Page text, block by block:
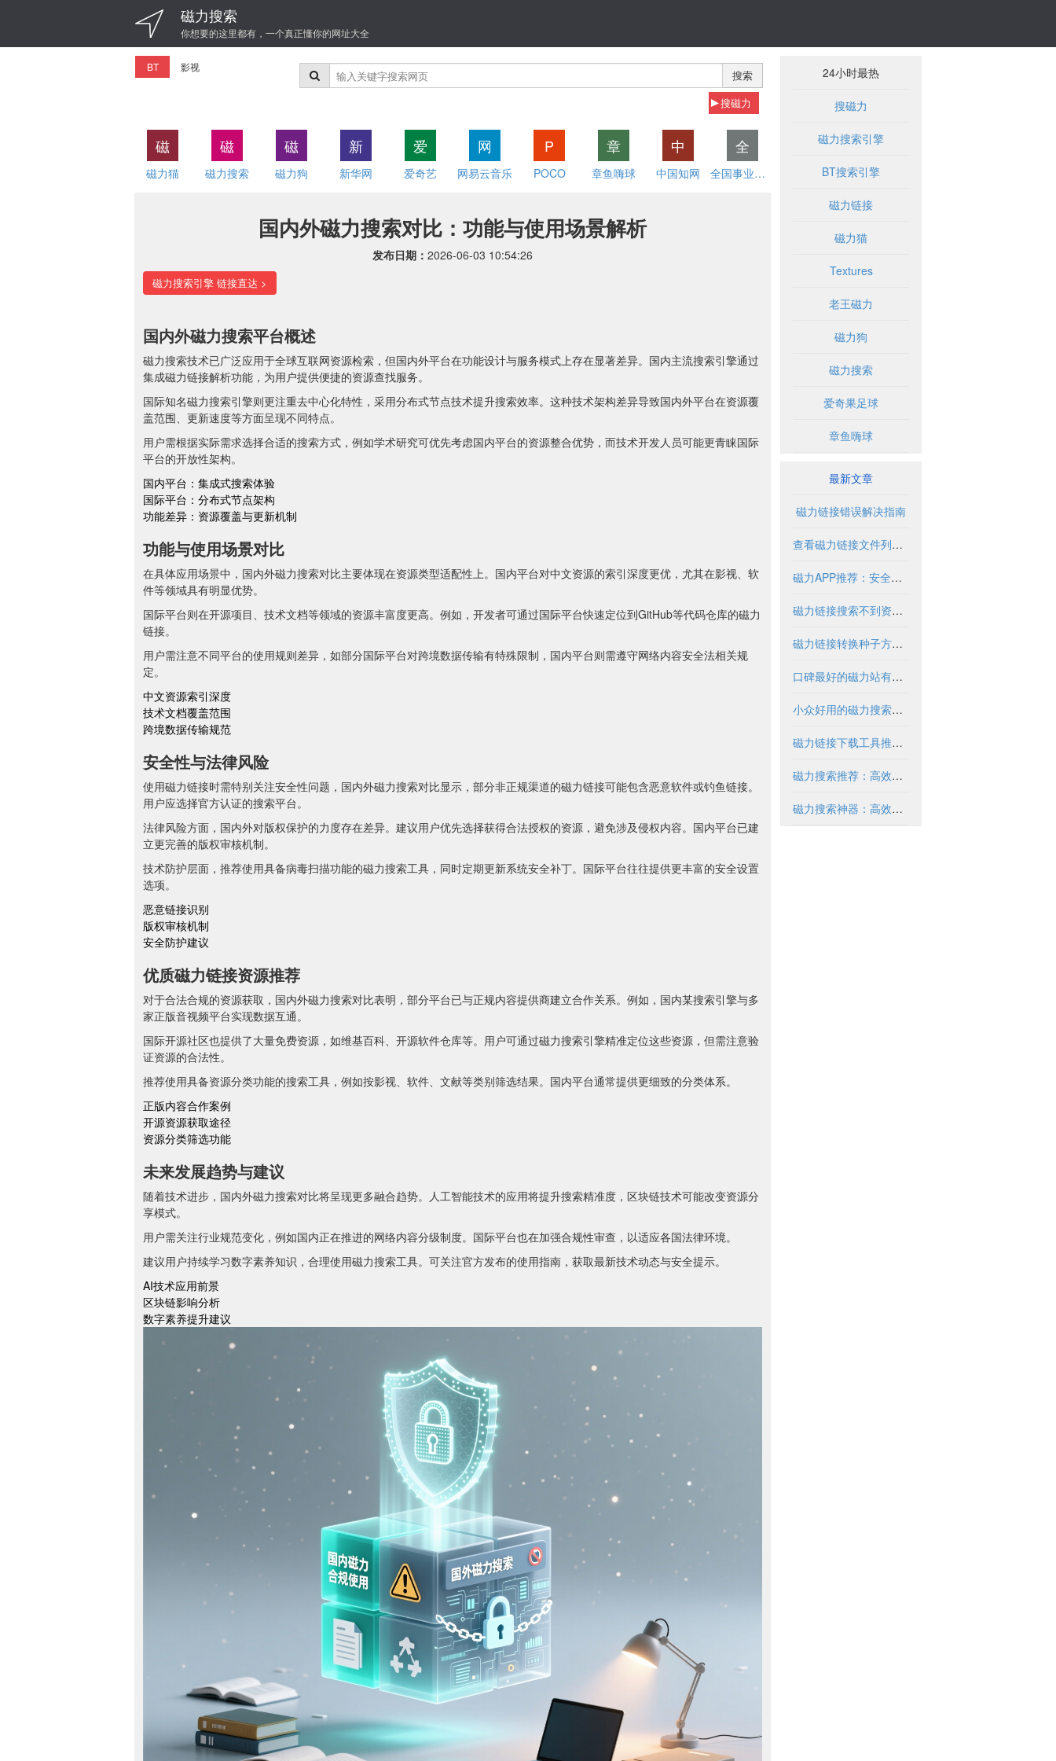
磁力搜索
你想要的这里都有，一个真正懂你的网址大全
BT 影视
搜索
搜磁力
磁
磁力猫
磁
磁力搜索
磁
磁力狗
新
新华网
爱
爱奇艺
网
网易云音乐
P
POCO
章
章鱼嗨球
中
中国知网
全
全国事业单位招聘网
国内外磁力搜索对比：功能与使用场景解析
发布日期： 2026-06-03 10:54:26
磁力搜索引擎 链接直达 >
国内外磁力搜索平台概述
磁力搜索技术已广泛应用于全球互联网资源检索，但国内外平台在功能设计与服务模式上存在显著差异。国内主流搜索引擎通过
集成磁力链接解析功能，为用户提供便捷的资源查找服务。
国际知名磁力搜索引擎则更注重去中心化特性，采用分布式节点技术提升搜索效率。这种技术架构差异导致国内外平台在资源覆
盖范围、更新速度等方面呈现不同特点。
用户需根据实际需求选择合适的搜索方式，例如学术研究可优先考虑国内平台的资源整合优势，而技术开发人员可能更青睐国际
平台的开放性架构。
国内平台：集成式搜索体验
国际平台：分布式节点架构
功能差异：资源覆盖与更新机制
功能与使用场景对比
在具体应用场景中，国内外磁力搜索对比主要体现在资源类型适配性上。国内平台对中文资源的索引深度更优，尤其在影视、软
件等领域具有明显优势。
国际平台则在开源项目、技术文档等领域的资源丰富度更高。例如，开发者可通过国际平台快速定位到GitHub等代码仓库的磁力
链接。
用户需注意不同平台的使用规则差异，如部分国际平台对跨境数据传输有特殊限制，国内平台则需遵守网络内容安全法相关规
定。
中文资源索引深度
技术文档覆盖范围
跨境数据传输规范
安全性与法律风险
使用磁力链接时需特别关注安全性问题，国内外磁力搜索对比显示，部分非正规渠道的磁力链接可能包含恶意软件或钓鱼链接。
用户应选择官方认证的搜索平台。
法律风险方面，国内外对版权保护的力度存在差异。建议用户优先选择获得合法授权的资源，避免涉及侵权内容。国内平台已建
立更完善的版权审核机制。
技术防护层面，推荐使用具备病毒扫描功能的磁力搜索工具，同时定期更新系统安全补丁。国际平台往往提供更丰富的安全设置
选项。
恶意链接识别
版权审核机制
安全防护建议
优质磁力链接资源推荐
对于合法合规的资源获取，国内外磁力搜索对比表明，部分平台已与正规内容提供商建立合作关系。例如，国内某搜索引擎与多
家正版音视频平台实现数据互通。
国际开源社区也提供了大量免费资源，如维基百科、开源软件仓库等。用户可通过磁力搜索引擎精准定位这些资源，但需注意验
证资源的合法性。
推荐使用具备资源分类功能的搜索工具，例如按影视、软件、文献等类别筛选结果。国内平台通常提供更细致的分类体系。
正版内容合作案例
开源资源获取途径
资源分类筛选功能
未来发展趋势与建议
随着技术进步，国内外磁力搜索对比将呈现更多融合趋势。人工智能技术的应用将提升搜索精准度，区块链技术可能改变资源分
享模式。
用户需关注行业规范变化，例如国内正在推进的网络内容分级制度。国际平台也在加强合规性审查，以适应各国法律环境。
建议用户持续学习数字素养知识，合理使用磁力搜索工具。可关注官方发布的使用指南，获取最新技术动态与安全提示。
AI技术应用前景
区块链影响分析
数字素养提升建议
24小时最热
搜磁力
磁力搜索引擎
BT搜索引擎
磁力链接
磁力猫
Textures
老王磁力
磁力狗
磁力搜索
爱奇果足球
章鱼嗨球
最新文章
磁力链接错误解决指南
查看磁力链接文件列表的实用方法与工具
磁力APP推荐：安全使用指南与优质资源盘点
磁力链接搜索不到资源怎么办？
磁力链接转换种子方法与工具解析
口碑最好的磁力站有哪些推荐？2024年全面解析
小众好用的磁力搜索推荐与解析
磁力链接下载工具推荐与使用指南
磁力搜索推荐：高效获取资源的实用指南
磁力搜索神器：高效获取资源的必备工具